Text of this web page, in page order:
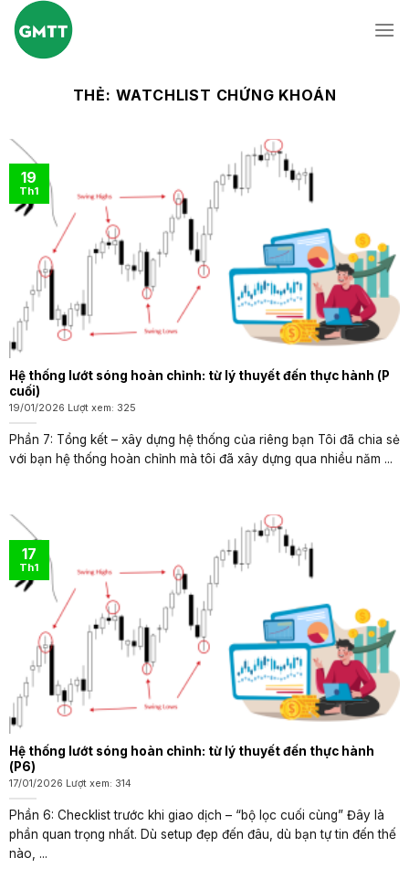
Skip
content
THẺ: WATCHLIST CHỨNG KHOÁN
Hệ thống lướt sóng hoàn chỉnh: từ lý thuyết đến thực hành (P
cuối)
19/01/2026 Lượt xem: 325
Phần 7: Tổng kết – xây dựng hệ thống của riêng bạn Tôi đã chia sẻ
với bạn hệ thống hoàn chỉnh mà tôi đã xây dựng qua nhiều năm ...
19
Th1
Hệ thống lướt sóng hoàn chỉnh: từ lý thuyết đến thực hành
(P6)
17/01/2026 Lượt xem: 314
Phần 6: Checklist trước khi giao dịch – “bộ lọc cuối cùng” Đây là
phần quan trọng nhất. Dù setup đẹp đến đâu, dù bạn tự tin đến thế
nào, ...
17
Th1